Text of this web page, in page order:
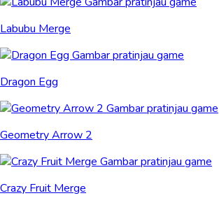
Labubu Merge
Dragon Egg
Geometry Arrow 2
Crazy Fruit Merge